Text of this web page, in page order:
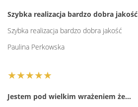
Szybka realizacja bardzo dobra jakość
Szybka realizacja bardzo dobra jakość
Paulina Perkowska
★★★★★
Jestem pod wielkim wrażeniem że…